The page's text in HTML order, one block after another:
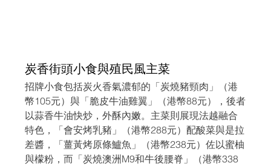
炭香街頭小食與殖民風主菜
招牌小食包括炭火香氣濃郁的「炭燒豬頸肉」（港
幣105元）與「脆皮牛油雞翼」（港幣88元），後者
以蒜香牛油快炒，外酥內嫩。主菜則展現法越融合
特色，「會安烤乳豬」（港幣288元）配酸菜與是拉
差醬，「薑黃烤原條鱸魚」（港幣238元）佐以蜜柚
與檬粉，而「炭燒澳洲M9和牛後腰脊」（港幣338